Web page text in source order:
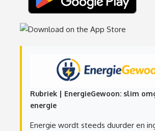
Rubriek | EnergieGewoon: slim
energie
Energie wordt steeds duurder en